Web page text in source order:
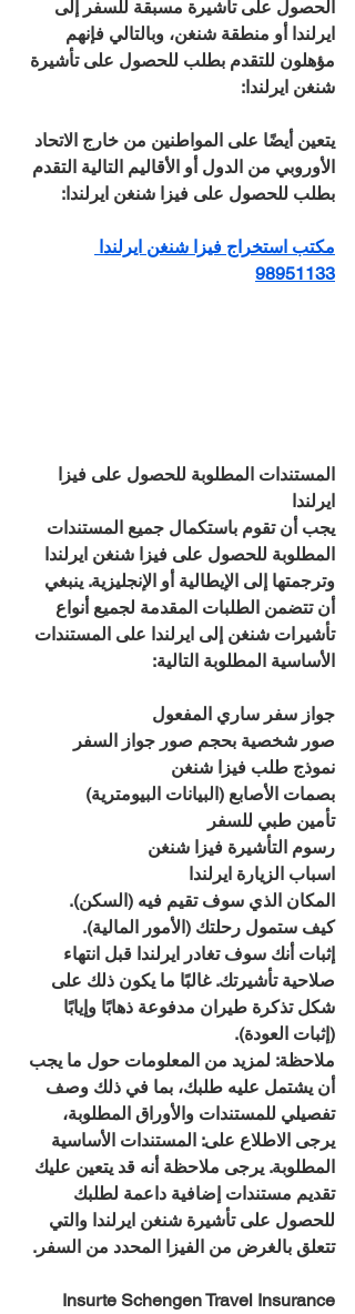
الحصول على تأشيرة مسبقة للسفر إلى
ايرلندا أو منطقة شنغن، وبالتالي فإنهم
مؤهلون للتقدم بطلب للحصول على تأشيرة
شنغن ايرلندا:
يتعين أيضًا على المواطنين من خارج الاتحاد
الأوروبي من الدول أو الأقاليم التالية التقدم
بطلب للحصول على فيزا شنغن ايرلندا:
مكتب استخراج فيزا شنغن ايرلندا
98951133
المستندات المطلوبة للحصول على فيزا
ايرلندا
يجب أن تقوم باستكمال جميع المستندات
المطلوبة للحصول على فيزا شنغن ايرلندا
وترجمتها إلى الإيطالية أو الإنجليزية. ينبغي
أن تتضمن الطلبات المقدمة لجميع أنواع
تأشيرات شنغن إلى ايرلندا على المستندات
الأساسية المطلوبة التالية:
جواز سفر ساري المفعول
صور شخصية بحجم صور جواز السفر
نموذج طلب فيزا شنغن
بصمات الأصابع (البيانات البيومترية)
تأمين طبي للسفر
رسوم التأشيرة فيزا شنغن
اسباب الزيارة ايرلندا
المكان الذي سوف تقيم فيه (السكن).
كيف ستمول رحلتك (الأمور المالية).
إثبات أنك سوف تغادر ايرلندا قبل انتهاء
صلاحية تأشيرتك. غالبًا ما يكون ذلك على
شكل تذكرة طيران مدفوعة ذهابًا وإيابًا
(إثبات العودة).
ملاحظة: لمزيد من المعلومات حول ما يجب
أن يشتمل عليه طلبك، بما في ذلك وصف
تفصيلي للمستندات والأوراق المطلوبة،
يرجى الاطلاع على: المستندات الأساسية
المطلوبة. يرجى ملاحظة أنه قد يتعين عليك
تقديم مستندات إضافية داعمة لطلبك
للحصول على تأشيرة شنغن ايرلندا والتي
تتعلق بالغرض من الفيزا المحدد من السفر.
Insurte Schengen Travel Insurance